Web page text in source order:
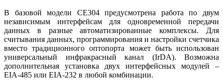
В базовой модели СЕ304 преду­смотрена работа по двум
независимым интерфейсам для одновременной передачи
данных в разные автоматизированные комплексы. Для
считывания данных, программирования и настройки счетчика
вместо традиционного оптопорта может быть использован
универсальный инфракрасный канал (IrDA). Возможна
дополнительная установка двух интерфейсных модулей –
ЕIА‑485 или ЕIА‑232 в любой комбинации.